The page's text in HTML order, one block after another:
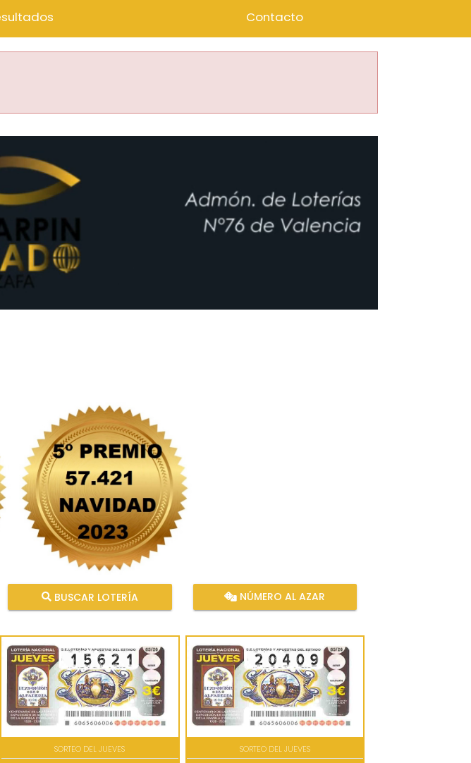
Contacto
BUSCAR LOTERÍA NÚMERO AL AZAR
SORTEO DEL JUEVES
SORTEO DEL JUEVES